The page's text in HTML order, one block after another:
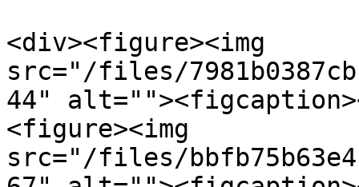
<div><figure><img
src="/files/
44"
<figure><img
src="/files/